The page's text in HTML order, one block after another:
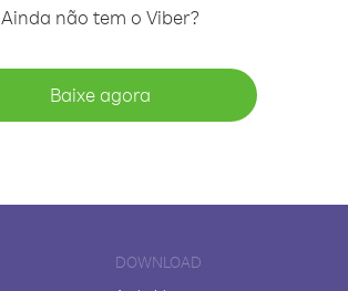
Ainda não tem o Viber?
Baixe agora
DOWNLOAD